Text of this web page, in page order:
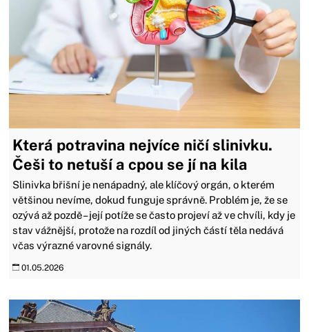
Která potravina nejvíce ničí slinivku.
Češi to netuší a cpou se jí na kila
Slinivka břišní je nenápadný, ale klíčový orgán, o kterém
většinou nevíme, dokud funguje správně. Problém je, že se
ozývá až pozdě – její potíže se často projeví až ve chvíli, kdy je
stav vážnější, protože na rozdíl od jiných částí těla nedává
včas výrazné varovné signály.
01.05.2026